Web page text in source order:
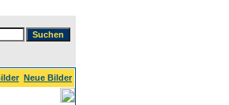
Neue Bilder